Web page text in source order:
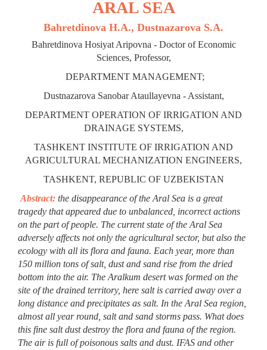
ARAL SEA
Bahretdinova H.A., Dustnazarova S.A.
Bahretdinova Hosiyat Aripovna - Doctor of Еconomic
Sciences, Professor,
DEPARTMENT MANAGEMENT;
Dustnazarova Sanobar Ataullayevna - Assistant,
DEPARTMENT OPERATION OF IRRIGATION AND
DRAINAGE SYSTEMS,
TASHKENT INSTITUTE OF IRRIGATION AND
AGRICULTURAL MECHANIZATION ENGINEERS,
TASHKENT, REPUBLIC OF UZBEKISTAN
Abstract: the disappearance of the Aral Sea is a great
tragedy that appeared due to unbalanced, incorrect actions
on the part of people. The current state of the Aral Sea
adversely affects not only the agricultural sector, but also the
ecology with all its flora and fauna. Each year, more than
150 million tons of salt, dust and sand rise from the dried
bottom into the air. The Aralkum desert was formed on the
site of the drained territory, here salt is carried away over a
long distance and precipitates as salt. In the Aral Sea region,
almost all year round, salt and sand storms pass. What does
this fine salt dust destroy the flora and fauna of the region.
The air is full of poisonous salts and dust. IFAS and other